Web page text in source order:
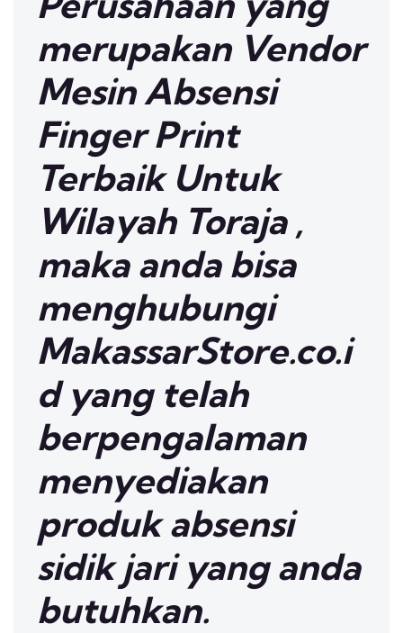
merupakan Vendor
Mesin Absensi
Finger Print
Terbaik Untuk
Wilayah Toraja ,
maka anda bisa
menghubungi
MakassarStore.co.i
d yang telah
berpengalaman
menyediakan
produk absensi
sidik jari yang anda
butuhkan.